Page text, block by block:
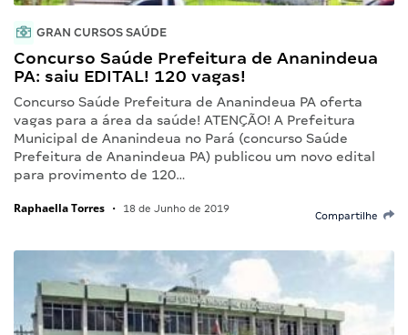
GRAN CURSOS SAÚDE
Concurso Saúde Prefeitura de Ananindeua
PA: saiu EDITAL! 120 vagas!
Concurso Saúde Prefeitura de Ananindeua PA oferta
vagas para a área da saúde! ATENÇÃO! A Prefeitura
Municipal de Ananindeua no Pará (concurso Saúde
Prefeitura de Ananindeua PA) publicou um novo edital
para provimento de 120…
Raphaella Torres • 18 de Junho de 2019
Compartilhe